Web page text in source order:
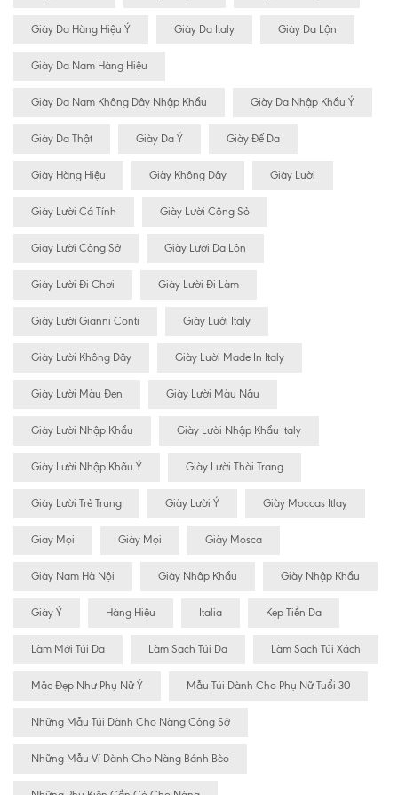
Giày Da Hàng Hiệu Ý Giày Da Italy Giày Da Lộn
Giày Da Nam Hàng Hiệu
Giày Da Nam Không Dây Nhập Khẩu Giày Da Nhập Khẩu Ý
Giày Da Thật Giày Da Ý Giày Đế Da
Giày Hàng Hiệu Giày Không Dây Giày Lười
Giày Lười Cá Tính Giày Lười Công Sỏ
Giày Lười Công Sở Giày Lười Da Lộn
Giày Lười Đi Chơi Giày Lười Đi Làm
Giày Lười Gianni Conti Giày Lười Italy
Giày Lười Không Dây Giày Lười Made In Italy
Giày Lười Màu Đen Giày Lười Màu Nâu
Giày Lười Nhập Khẩu Giày Lười Nhập Khẩu Italy
Giày Lười Nhập Khẩu Ý Giày Lười Thời Trang
Giày Lười Trẻ Trung Giày Lười Ý Giày Moccas Itlay
Giay Mọi Giày Mọi Giày Mosca
Giày Nam Hà Nội Giày Nhâp Khẩu Giày Nhập Khẩu
Giày Ý Hàng Hiệu Italia Kẹp Tiền Da
Làm Mới Túi Da Làm Sạch Túi Da Làm Sạch Túi Xách
Mặc Đẹp Như Phụ Nữ Ý Mẫu Túi Dành Cho Phụ Nữ Tuổi 30
Những Mẫu Túi Dành Cho Nàng Công Sở
Những Mẫu Ví Dành Cho Nàng Bánh Bèo